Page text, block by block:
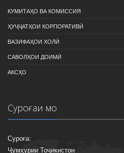
КУМИТАҲО ВА КОМИССИЯ
ҲУҶҶАТҲОИ КОРПОРАТИВӢ
ВАЗИФАҲОИ ХОЛӢ
САВОЛҲОИ ДОИМӢ
АКСҲО
Суроғаи мо
Суроға:
Ҷумҳурии Тоҷикистон